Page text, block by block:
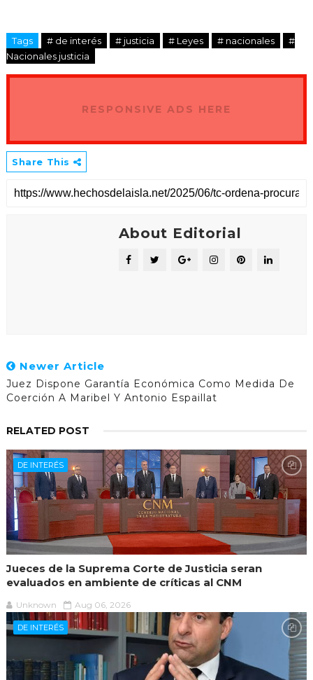
Tags # de interés # justicia # Leyes # nacionales
#
Nacionales justicia
RESPONSIVE ADS HERE
Share This
About Editorial
Newer Article
Juez Dispone Garantía Económica Como Medida De
Coerción A Maribel Y Antonio Espaillat
RELATED POST
DE INTERÉS
Jueces de la Suprema Corte de Justicia seran
evaluados en ambiente de críticas al CNM
Unknown Aug 06, 2026
DE INTERÉS